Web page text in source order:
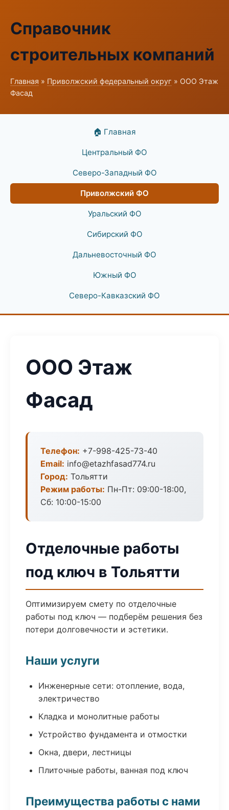
Справочник
строительных компаний
Главная » Приволжский федеральный округ » ООО Этаж
Фасад
🏠 Главная
Центральный ФО
Северо-Западный ФО
Приволжский ФО
Уральский ФО
Сибирский ФО
Дальневосточный ФО
Южный ФО
Северо-Кавказский ФО
ООО Этаж
Фасад
Телефон: +7-998-425-73-40
Email: info@etazhfasad774.ru
Город: Тольятти
Режим работы: Пн-Пт: 09:00-18:00,
Сб: 10:00-15:00
Отделочные работы
под ключ в Тольятти
Оптимизируем смету по отделочные
работы под ключ — подберём решения без
потери долговечности и эстетики.
Наши услуги
Инженерные сети: отопление, вода,
электричество
Кладка и монолитные работы
Устройство фундамента и отмостки
Окна, двери, лестницы
Плиточные работы, ванная под ключ
Преимущества работы с нами